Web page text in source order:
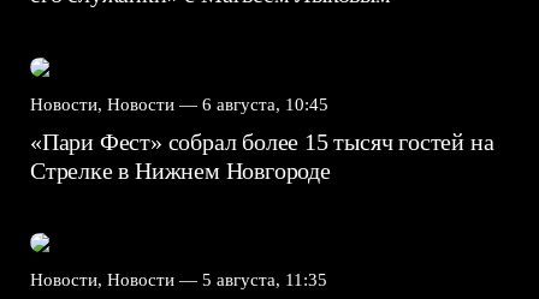
Новости, Новости — 6 августа, 10:45
«Пари Фест» собрал более 15 тысяч гостей на
Стрелке в Нижнем Новгороде
Новости, Новости — 5 августа, 11:35